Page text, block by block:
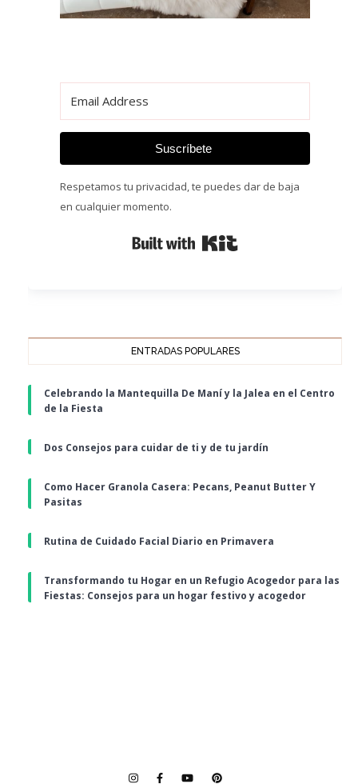
Suscríbete
Respetamos tu privacidad, te puedes dar de baja
en cualquier momento.
ENTRADAS POPULARES
Celebrando la Mantequilla De Maní y la Jalea en el Centro
de la Fiesta
Dos Consejos para cuidar de ti y de tu jardín
Como Hacer Granola Casera: Pecans, Peanut Butter Y
Pasitas
Rutina de Cuidado Facial Diario en Primavera
Transformando tu Hogar en un Refugio Acogedor para las
Fiestas: Consejos para un hogar festivo y acogedor